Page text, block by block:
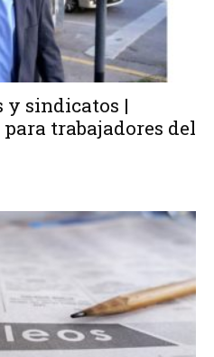
y sindicatos |
trabajadores del